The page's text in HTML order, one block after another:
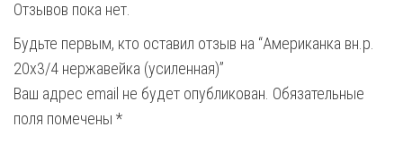
Отзывов пока нет.
Будьте первым, кто оставил отзыв на “Американка вн.р.
20х3/4 нержавейка (усиленная)”
Ваш адрес email не будет опубликован. Обязательные
поля помечены *